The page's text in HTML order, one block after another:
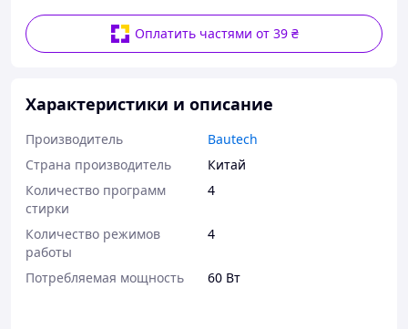
Оплатить частями от 39 ₴
Характеристики и описание
Производитель
Bautech
Страна производитель
Китай
Количество программ
стирки
4
Количество режимов
работы
4
Потребляемая мощность 60 Вт